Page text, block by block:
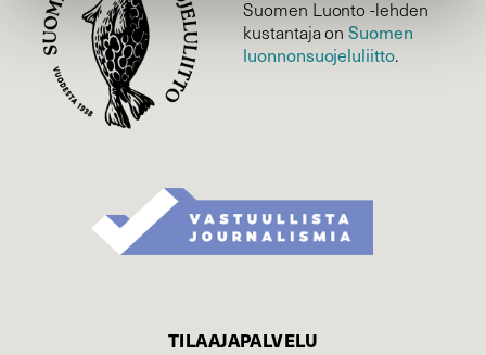
Suomen Luonto -lehden
kustantaja onSuomen
luonnonsuojelu­liitto.
TILAAJAPALVELU